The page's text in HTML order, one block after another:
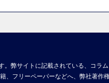
。弊サイトに記載されている、コ
、フリーペーパーなどへ、弊社著